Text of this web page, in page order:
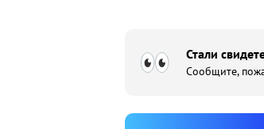
Стали
Сообщите,